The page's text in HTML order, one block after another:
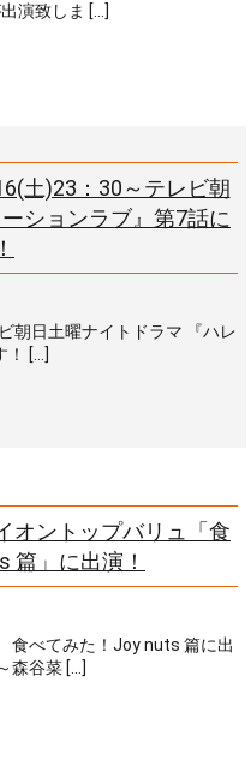
演致しま […]
土)23：30～テレビ朝
ションラブ』第7話に
朝日土曜ナイトドラマ 『ハレ
！ […]
オントップバリュ「食
篇」に出演！
べてみた！Joy nuts 篇に出
森谷菜 […]